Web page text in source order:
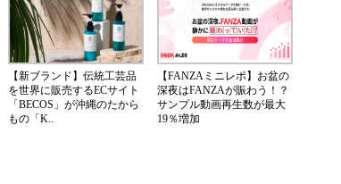
【新ブランド】伝統工芸品
を世界に販売するECサイト
「BECOS」が沖縄のたから
もの「K..
【FANZAミニレポ】お盆の
深夜はFANZAが賑わう！？
サンプル動画再生数が最大
19％増加